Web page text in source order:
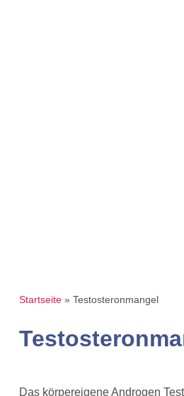
Startseite » Testosteronmangel
Das körpereigene Androgen